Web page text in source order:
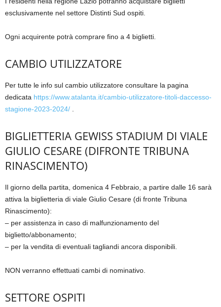
esclusivamente nel settore Distinti Sud ospiti.
Ogni acquirente potrà comprare fino a 4 biglietti.
CAMBIO UTILIZZATORE
Per tutte le info sul cambio utilizzatore consultare la pagina
dedicata https://www.atalanta.it/cambio-utilizzatore-titoli-daccesso-
stagione-2023-2024/
BIGLIETTERIA GEWISS STADIUM DI VIALE
GIULIO CESARE (DIFRONTE TRIBUNA
RINASCIMENTO)
Il giorno della partita, domenica 4 Febbraio, a partire dalle 16 sarà
attiva la biglietteria di viale Giulio Cesare (di fronte Tribuna
Rinascimento):
– per assistenza in caso di malfunzionamento del
biglietto/abbonamento;
– per la vendita di eventuali tagliandi ancora disponibili.
NON verranno effettuati cambi di nominativo.
SETTORE OSPITI